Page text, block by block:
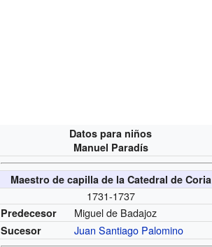
Datos para niños
Manuel Paradís
Maestro de capilla de la Catedral de Coria
1731-1737
Predecesor Miguel de Badajoz
Sucesor Juan Santiago Palomino